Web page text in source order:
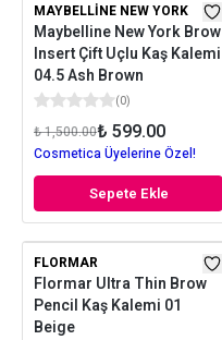
MAYBELLINE NEW YORK
Maybelline New York Brow
Insert Çift Uçlu Kaş Kalemi
04.5 Ash Brown
(0)
₺ 1,500.00₺ 599.00
Cosmetica Üyelerine Özel!
Sepete Ekle
FLORMAR
Flormar Ultra Thin Brow
Pencil Kaş Kalemi 01
Beige